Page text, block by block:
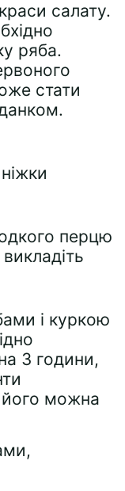
салату.
ряба.
стати
перцю
і куркою
3 години,
його можна